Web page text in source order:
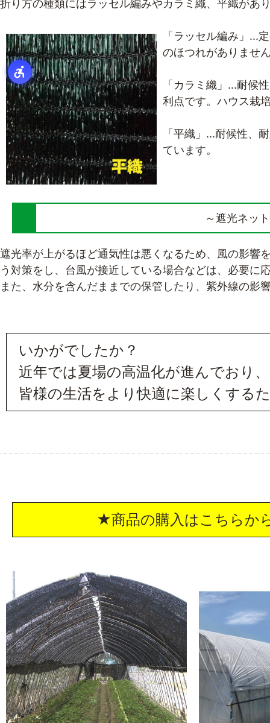
折り方の種類にはラッセル編みやカラミ織、平織があ
「ラッセル編み」...
のほつれがありませ
「カラミ織」...耐候
利点です。ハウス栽
「平織」...耐候性、
ています。
～遮光ネッ
遮光率が上がるほど通気性は悪くなるため、風の影響
う対策をし、台風が接近している場合などは、必要に
また、水分を含んだままでの保管したり、紫外線の影
いかがでしたか？
近年では夏場の高温化が進んでおり
皆様の生活をより快適に楽しくする
★商品の購入はこちらか